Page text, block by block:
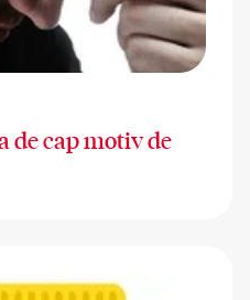
de cap motiv de